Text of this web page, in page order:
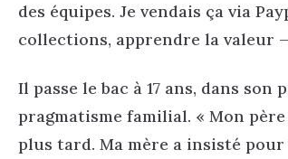
des équipes. Je vendais ça via
collections, apprendre la valeur
Il passe le bac à 17 ans, dans
pragmatisme familial. « Mon
plus tard. Ma mère a insisté